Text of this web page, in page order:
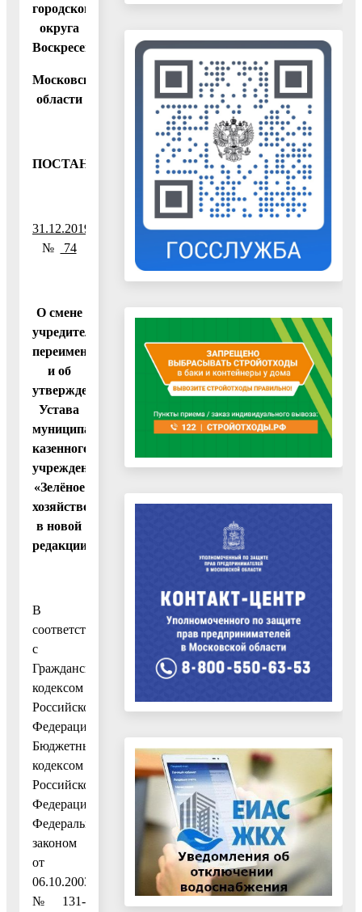
городского
округа
Воскресенск
Московской
области
ПОСТАНОВЛЕНИЕ
31.12.2019
№
74
О смене
учредителя,
переименовании
и об
утверждении
Устава
муниципального
казенного
учреждения
«Зелёное
хозяйство»
в новой
редакции
В
соответствии
с
Гражданским
кодексом
Российской
Федерации,
Бюджетным
кодексом
Российской
Федерации,
Федеральным
законом
от
06.10.2003
№ 131-